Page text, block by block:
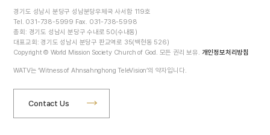
어디서든 다른 사람과 쌍방향으로 연결된다는 점에 있다. SNS상에서
안부를 주고받으며 ‘공감’과…
경기도 성남시 분당구 성남분당우체국 사서함 119호
Tel. 031-738-5999 Fax. 031-738-5998
총회: 경기도 성남시 분당구 수내로 50(수내동)
대표교회: 경기도 성남시 분당구 판교역로 35(백현동 526)
Copyright © World Mission Society Church of God. 모든 권리 보유. 개인정보처리방침
WATV는 ‘Witness of Ahnsahnghong TeleVision’의 약자입니다.
Contact Us